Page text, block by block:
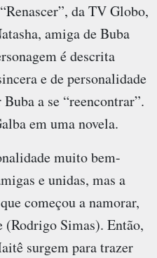
da TV Globo,
amiga de Buba
é descrita
e de personalidade
a se “reencontrar”.
em uma novela.
muito bem-
e unidas, mas a
começou a namorar,
Simas). Então,
surgem para trazer